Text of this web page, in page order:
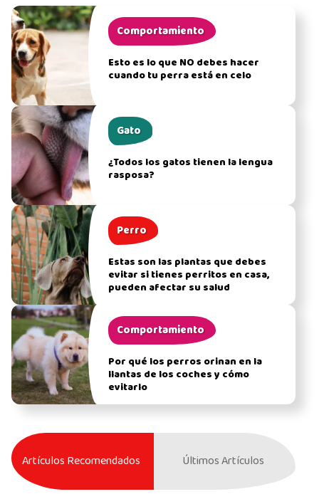
Comportamiento
Esto es lo que NO debes hacer
cuando tu perra está en celo
Gato
¿Todos los gatos tienen la lengua
rasposa?
Perro
Estas son las plantas que debes
evitar si tienes perritos en casa,
pueden afectar su salud
Comportamiento
Por qué los perros orinan en la
llantas de los coches y cómo
evitarlo
Artículos Recomendados Últimos Artículos